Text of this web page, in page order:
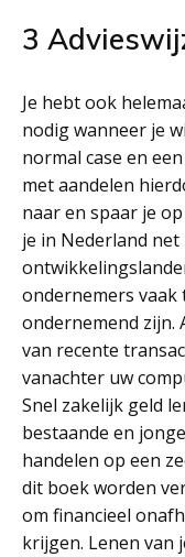
3
Je hebt ook
nodig wanneer je
normal case en
met aandelen
naar en spaar je
je in Nederland
ondernemers vaak
ondernemend zijn.
van recente
vanachter uw
Snel zakelijk geld
bestaande en
handelen op een
dit boek worden
om financieel
krijgen. Lenen van